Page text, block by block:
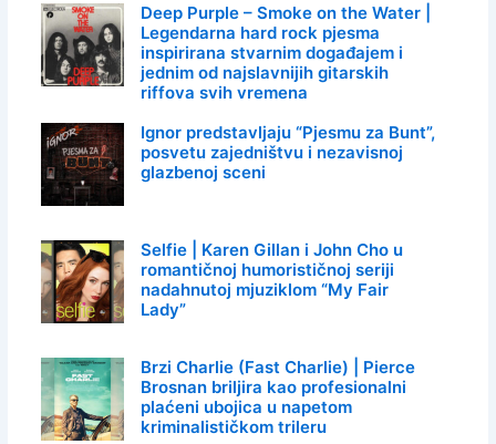
Deep Purple – Smoke on the Water |
Legendarna hard rock pjesma
inspirirana stvarnim događajem i
jednim od najslavnijih gitarskih
riffova svih vremena
Ignor predstavljaju “Pjesmu za Bunt”,
posvetu zajedništvu i nezavisnoj
glazbenoj sceni
Selfie | Karen Gillan i John Cho u
romantičnoj humorističnoj seriji
nadahnutoj mjuziklom “My Fair
Lady”
Brzi Charlie (Fast Charlie) | Pierce
Brosnan briljira kao profesionalni
plaćeni ubojica u napetom
kriminalističkom trileru